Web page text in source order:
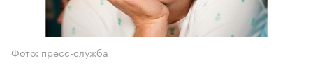
Фото: пресс-служба